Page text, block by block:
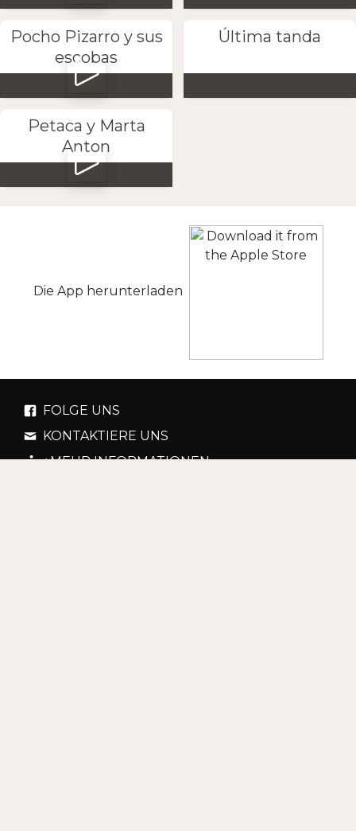
Pocho Pizarro y sus
escobas
Última tanda
Petaca y Marta
Anton
Die App herunterladen
FOLGE UNS
KONTAKTIERE UNS
+MEHR INFORMATIONEN